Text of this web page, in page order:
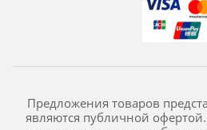
Предложения товаров
являются публичной